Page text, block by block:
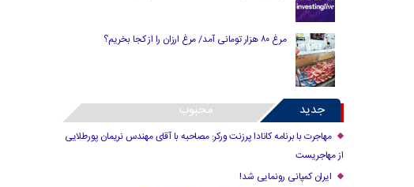
مرغ ۸۰ هزار تومانی آمد/ مرغ ارزان را از کجا بخریم؟
جدید محبوب
مهاجرت با برنامه کانادا پرزنت ورکر: مصاحبه با آقای مهندس نریمان پورطلایی
از مهاجریست
ایران کمپانی رونمایی شد!